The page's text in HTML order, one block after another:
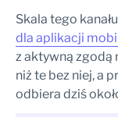
Media i rozrywka
Podróże i logistyka
Retail i marketing
FAQ – Push dla
Jak działają
Skala tego
dla aplikacji
z aktywną zgodą
niż te bez niej, a
odbiera dziś